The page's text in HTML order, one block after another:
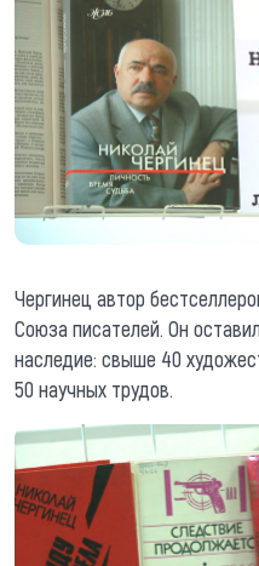
Чергинец автор
Союза писателей. Он
наследие: свыше 40
50 научных трудов.